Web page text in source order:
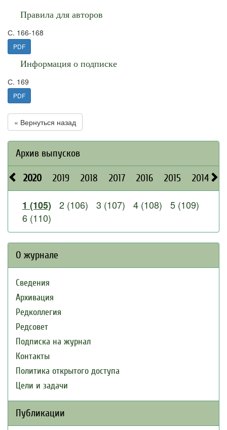
Правила для авторов
С. 166-168
PDF
Информация о подписке
С. 169
PDF
« Вернуться назад
Архив выпусков
2020 2019 2018 2017 2016 2015 2014
1 (105) 2 (106) 3 (107) 4 (108)
5 (109)
6 (110)
О журнале
Сведения
Архивация
Редколлегия
Редсовет
Подписка на журнал
Контакты
Политика открытого доступа
Цели и задачи
Публикации